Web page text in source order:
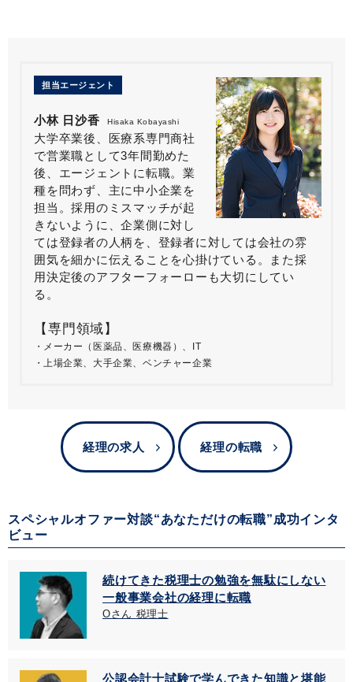
担当エージェント
小林 日沙香 Hisaka Kobayashi
大学卒業後、医療系専門商社
で営業職として3年間勤めた
後、エージェントに転職。業
種を問わず、主に中小企業を
担当。採用のミスマッチが起
きないように、企業側に対し
ては登録者の人柄を、登録者に対しては会社の雰
囲気を細かに伝えることを心掛けている。また採
用決定後のアフターフォーローも大切にしてい
る。
【専門領域】
メーカー（医薬品、医療機器）、IT
上場企業、大手企業、ベンチャー企業
経理の求人 経理の転職
スペシャルオファー対談“あなただけの転職”成功インタ
ビュー
続けてきた税理士の勉強を無駄にしない
一般事業会社の経理に転職
Oさん 税理士
公認会計士試験で学んできた知識と堪能